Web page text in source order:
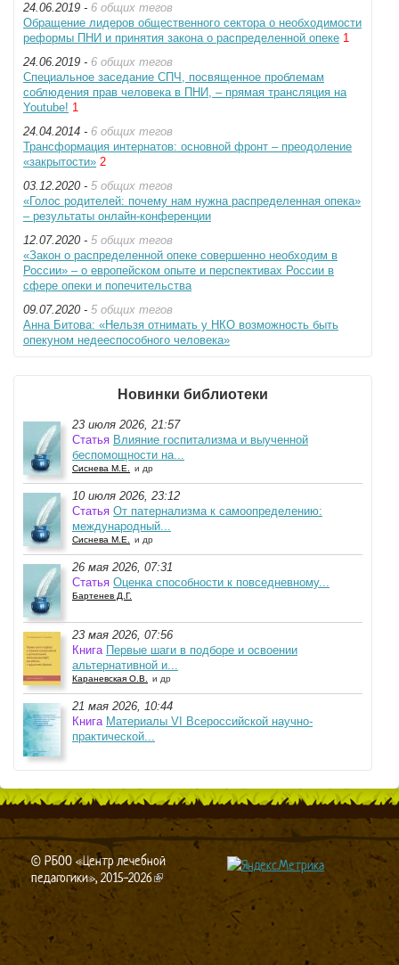
24.06.2019 - 6 общих тегов
Обращение лидеров общественного сектора о необходимости
реформы ПНИ и принятия закона о распределенной опеке 1
24.06.2019 - 6 общих тегов
Специальное заседание СПЧ, посвященное проблемам
соблюдения прав человека в ПНИ, – прямая трансляция на
Youtube! 1
24.04.2014 - 6 общих тегов
Трансформация интернатов: основной фронт – преодоление
«закрытости» 2
03.12.2020 - 5 общих тегов
«Голос родителей: почему нам нужна распределенная опека»
– результаты онлайн-конференции
12.07.2020 - 5 общих тегов
«Закон о распределенной опеке совершенно необходим в
России» – о европейском опыте и перспективах России в
сфере опеки и попечительства
09.07.2020 - 5 общих тегов
Анна Битова: «Нельзя отнимать у НКО возможность быть
опекуном недееспособного человека»
Новинки библиотеки
23 июля 2026, 21:57
Статья Влияние госпитализма и выученной
беспомощности на...
Сиснева М.Е. и др
10 июля 2026, 23:12
Статья От патернализма к самоопределению:
международный...
Сиснева М.Е. и др
26 мая 2026, 07:31
Статья Оценка способности к повседневному...
Бартенев Д.Г.
23 мая 2026, 07:56
Книга Первые шаги в подборе и освоении
альтернативной и...
Караневская О.В. и др
21 мая 2026, 10:44
Книга Материалы VI Всероссийской научно-
практической...
© РБОО «Центр лечебной
педагогики», 2015-2026(link is external)